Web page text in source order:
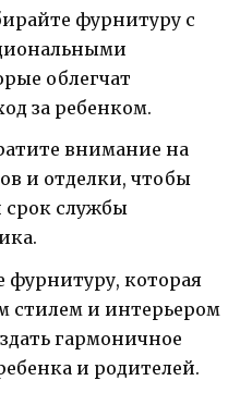
фурнитуру с
облегчат
за ребенком.
внимание на
и отделки, чтобы
срок службы
фурнитуру, которая
стилем и интерьером
гармоничное
и родителей.